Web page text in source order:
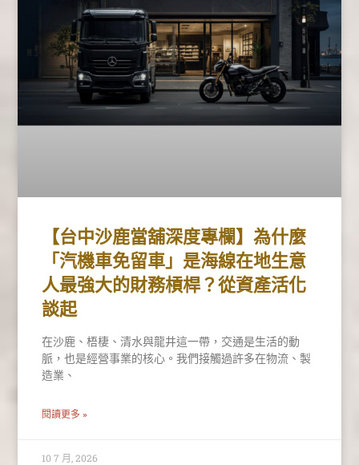
【台中沙鹿當舖深度專欄】為什麼
「汽機車免留車」是海線在地生意
人最強大的財務槓桿？從資產活化
談起
在沙鹿、梧棲、清水與龍井這一帶，交通是生活的動
脈，也是經營事業的核心。我們接觸過許多在物流、製
造業、
閱讀更多 »
10 7 月, 2026